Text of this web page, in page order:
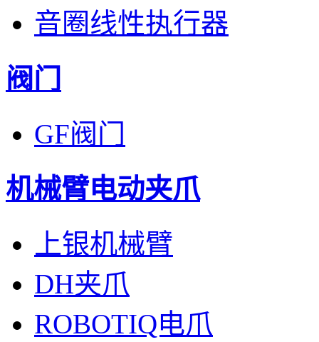
音圈线性执行器
阀门
GF阀门
机械臂电动夹爪
上银机械臂
DH夹爪
ROBOTIQ电爪